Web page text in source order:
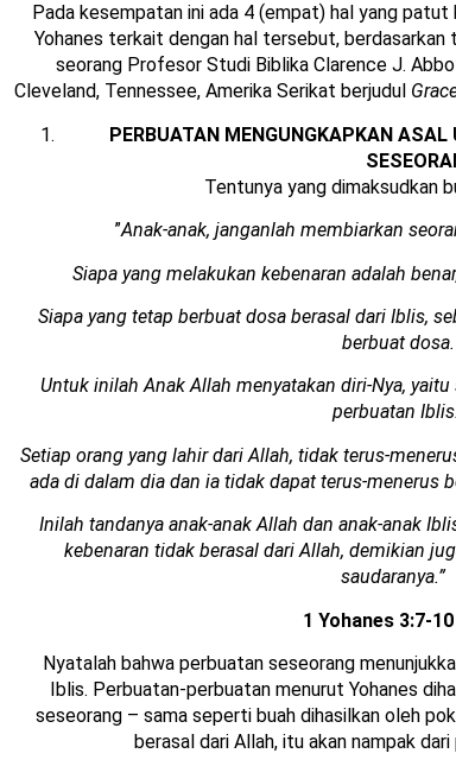
Pada kesempatan ini ada 4 (empat) hal yang
Yohanes terkait dengan hal tersebut, berdasarkan
seorang Profesor Studi Biblika Clarence J.
Cleveland, Tennessee, Amerika Serikat berjudul
PERBUATAN MENGUNGKAPKAN
Tentunya yang dimaksudkan
”Anak-anak, janganlah membiarkan
Siapa yang melakukan kebenaran adalah
Siapa yang tetap berbuat dosa berasal dari Iblis,
berbuat dosa.
Untuk inilah Anak Allah menyatakan diri-Nya,
perbuatan Iblis.
Setiap orang yang lahir dari Allah, tidak terus-
ada di dalam dia dan ia tidak dapat terus-menerus
Inilah tandanya anak-anak Allah dan anak-anak
kebenaran tidak berasal dari Allah, demikian
saudaranya.”
1 Yohanes 3:7-
Nyatalah bahwa perbuatan seseorang
Iblis. Perbuatan-perbuatan menurut Yohanes
seseorang – sama seperti buah dihasilkan oleh
berasal dari Allah, itu akan nampak